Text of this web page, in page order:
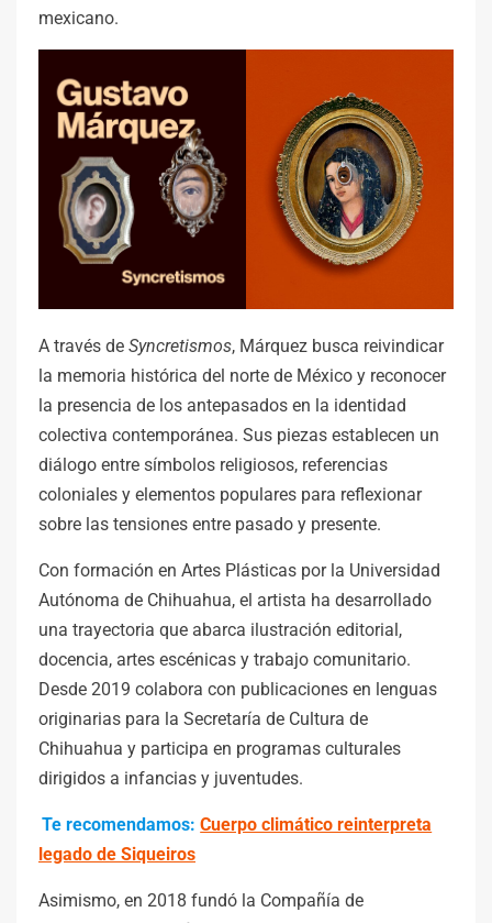
mexicano.
A través de Syncretismos, Márquez busca reivindicar
la memoria histórica del norte de México y reconocer
la presencia de los antepasados en la identidad
colectiva contemporánea. Sus piezas establecen un
diálogo entre símbolos religiosos, referencias
coloniales y elementos populares para reflexionar
sobre las tensiones entre pasado y presente.
Con formación en Artes Plásticas por la Universidad
Autónoma de Chihuahua, el artista ha desarrollado
una trayectoria que abarca ilustración editorial,
docencia, artes escénicas y trabajo comunitario.
Desde 2019 colabora con publicaciones en lenguas
originarias para la Secretaría de Cultura de
Chihuahua y participa en programas culturales
dirigidos a infancias y juventudes.
Te recomendamos:Cuerpo climático reinterpreta
legado de Siqueiros
Asimismo, en 2018 fundó la Compañía de